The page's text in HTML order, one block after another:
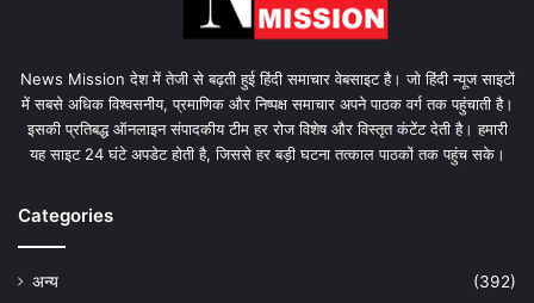
News Mission देश में तेजी से बढ़ती हुई हिंदी समाचार वेबसाइट है। जो हिंदी न्यूज साइटों
में सबसे अधिक विश्वसनीय, प्रमाणिक और निष्पक्ष समाचार अपने पाठक वर्ग तक पहुंचाती है।
इसकी प्रतिबद्ध ऑनलाइन संपादकीय टीम हर रोज विशेष और विस्तृत कंटेंट देती है। हमारी
यह साइट 24 घंटे अपडेट होती है, जिससे हर बड़ी घटना तत्काल पाठकों तक पहुंच सके।
Categories
अन्य
(392)